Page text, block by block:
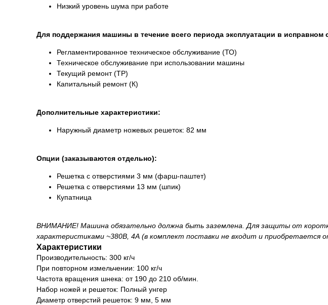
Низкий уровень шума при работе
Для поддержания машины в течение всего периода эксплуатации в исправном
Регламентированное техническое обслуживание (ТО)
Техническое обслуживание при использовании машины
Текущий ремонт (ТР)
Капитальный ремонт (К)
Дополнительные характеристики:
Наружный диаметр ножевых решеток: 82 мм
Опции (заказываются отдельно):
Решетка с отверстиями 3 мм (фарш-паштет)
Решетка с отверстиями 13 мм (шпик)
Купатница
ВНИМАНИЕ! Машина обязательно должна быть заземлена. Для защиты от
характеристиками ~380В, 4А (в комплект поставки не входит и приобретается
Характеристики
Производительность: 300 кг/ч
При повторном измельчении: 100 кг/ч
Частота вращения шнека: от 190 до 210 об/мин.
Набор ножей и решеток: Полный унгер
Диаметр отверстий решеток: 9 мм, 5 мм